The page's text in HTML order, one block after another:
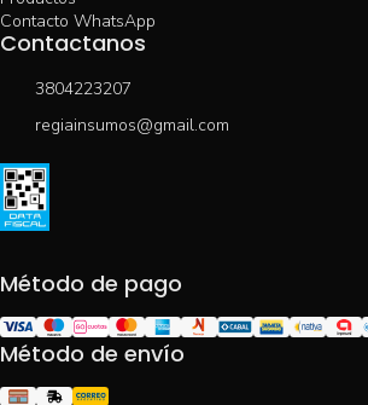
Contacto WhatsApp
Contactanos
3804223207
regiainsumos@gmail.com
Método de pago
Método de envío